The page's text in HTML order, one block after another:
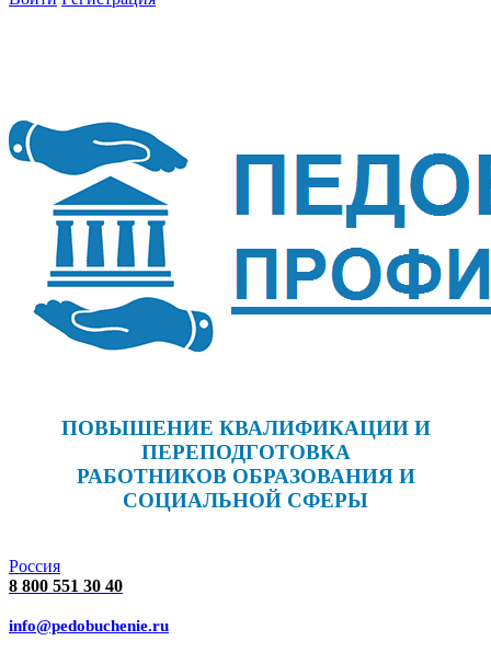
ПОВЫШЕНИЕ КВАЛИФИКАЦИИ И
ПЕРЕПОДГОТОВКА
РАБОТНИКОВ ОБРАЗОВАНИЯ И
СОЦИАЛЬНОЙ СФЕРЫ
Россия
8 800 551 30 40
info@pedobuchenie.ru